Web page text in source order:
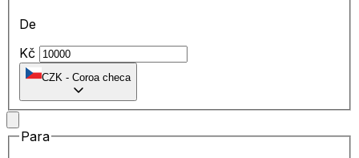
De
Kč
CZK - Coroa checa
Para